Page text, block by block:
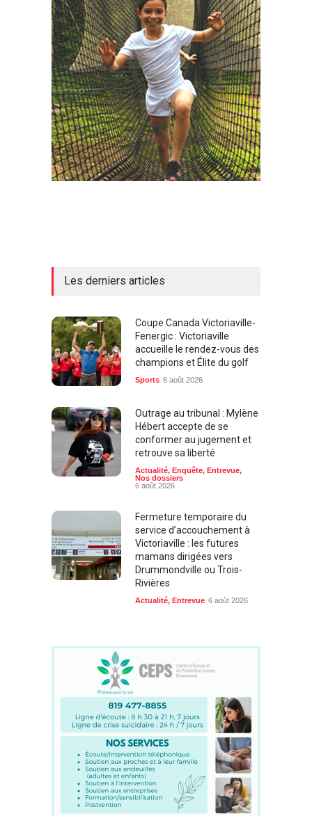
Les derniers articles
Coupe Canada Victoriaville-
Fenergic : Victoriaville
accueille le rendez-vous des
champions et Élite du golf
Sports 6 août 2026
Outrage au tribunal : Mylène
Hébert accepte de se
conformer au jugement et
retrouve sa liberté
Actualité, Enquête, Entrevue,
Nos dossiers
6 août 2026
Fermeture temporaire du
service d’accouchement à
Victoriaville : les futures
mamans dirigées vers
Drummondville ou Trois-
Rivières
Actualité, Entrevue 6 août 2026